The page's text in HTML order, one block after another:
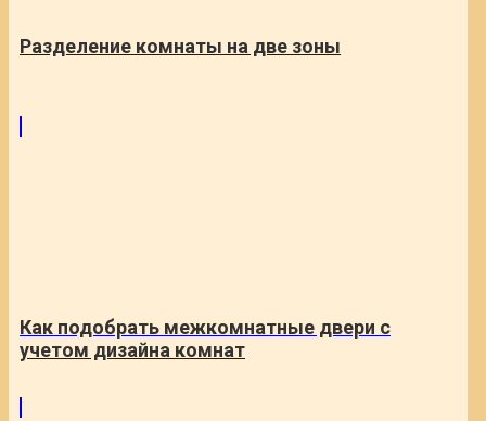
Разделение комнаты на две зоны
Как подобрать межкомнатные двери с
учетом дизайна комнат